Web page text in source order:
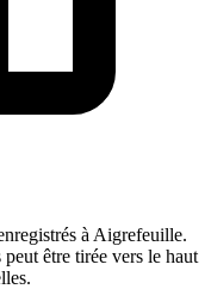
à Aigrefeuille.
être tirée vers le haut